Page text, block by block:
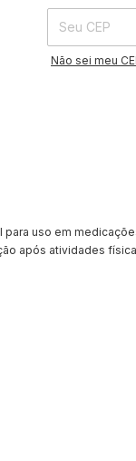
Não sei meu
uso em
após atividades